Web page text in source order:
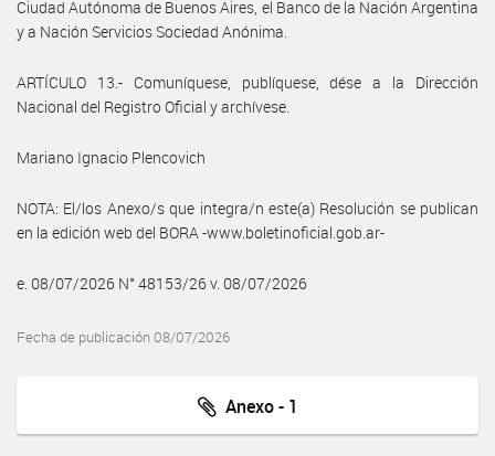
Ciudad Autónoma de Buenos Aires, el Banco de la Nación Argentina
y a Nación Servicios Sociedad Anónima.
ARTÍCULO 13.- Comuníquese, publíquese, dése a la Dirección
Nacional del Registro Oficial y archívese.
Mariano Ignacio Plencovich
NOTA: El/los Anexo/s que integra/n este(a) Resolución se publican
en la edición web del BORA -www.boletinoficial.gob.ar-
e. 08/07/2026 N° 48153/26 v. 08/07/2026
Fecha de publicación 08/07/2026
Anexo - 1